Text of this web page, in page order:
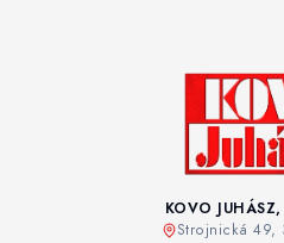
KOVO
Strojnická 49,